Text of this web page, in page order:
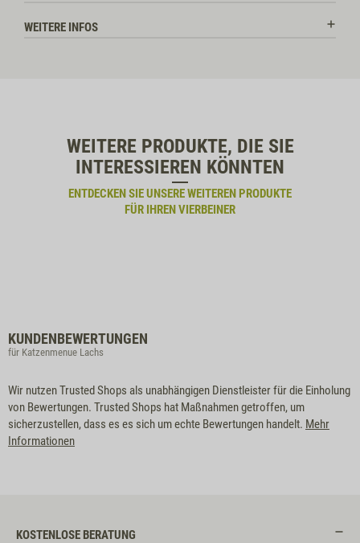
WEITERE INFOS
WEITERE PRODUKTE, DIE SIE
INTERESSIEREN KÖNNTEN
ENTDECKEN SIE UNSERE WEITEREN PRODUKTE
FÜR IHREN VIERBEINER
KUNDENBEWERTUNGEN
für Katzenmenue Lachs
Wir nutzen Trusted Shops als unabhängigen Dienstleister für die Einholung
von Bewertungen. Trusted Shops hat Maßnahmen getroffen, um
sicherzustellen, dass es es sich um echte Bewertungen handelt. Mehr
Informationen
KOSTENLOSE BERATUNG